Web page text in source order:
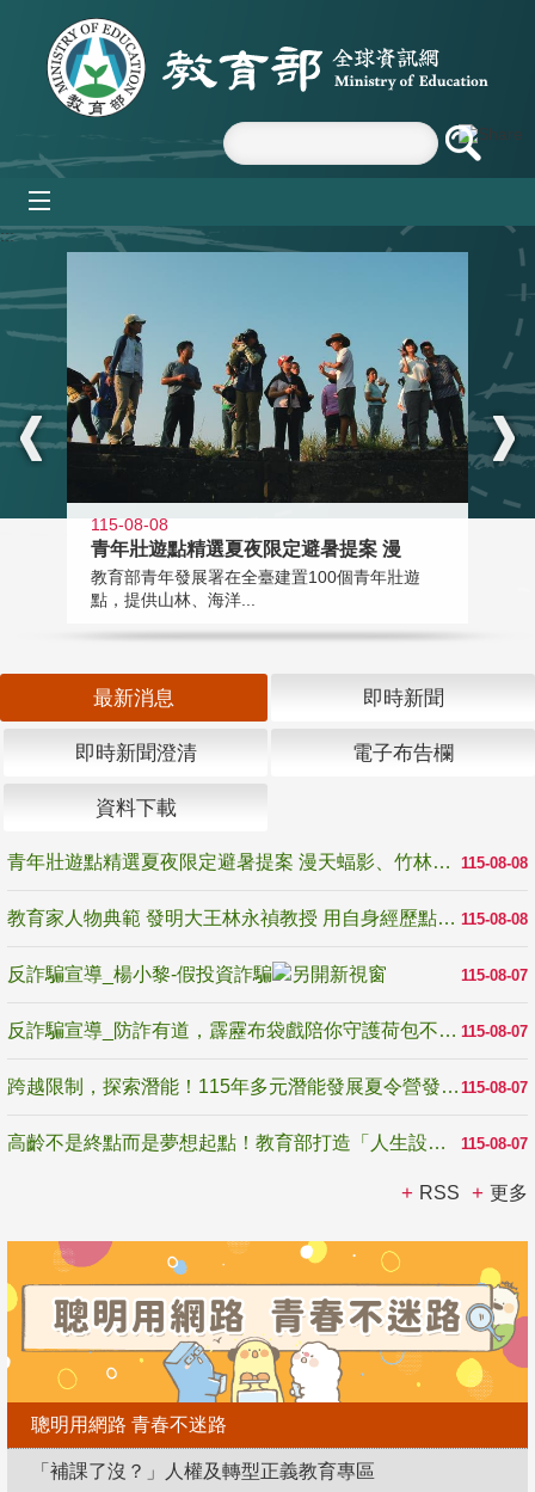
跳到主要內容區塊
:::
115-08-08
青年壯遊點精選夏夜限定避暑提案 漫
教育部青年發展署在全臺建置100個青年壯遊
點，提供山林、海洋...
最新消息 即時新聞
即時新聞澄清 電子布告欄
資料下載
115-08-08
青年壯遊點精選夏夜限定避暑提案 漫天蝠影、竹林尋蛙、茶香夜觀 邀青年暮色出發
115-08-08
教育家人物典範 發明大王林永禎教授 用自身經歷點亮學生的路
115-08-07
反詐騙宣導_楊小黎-假投資詐騙
115-08-07
反詐騙宣導_防詐有道，霹靂布袋戲陪你守護荷包不受騙
115-08-07
跨越限制，探索潛能！115年多元潛能發展夏令營發掘生命無限可能
115-08-07
高齡不是終點而是夢想起點！教育部打造「人生設計夢工場」 參展第3屆高齡健康產業博覽會
RSS 更多
聰明用網路 青春不迷路
「補課了沒？」人權及轉型正義教育專區